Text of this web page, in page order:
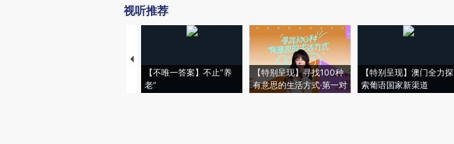
视听推荐
【不唯一答案】不止“养
老”
【特别呈现】寻找100种
有意思的生活方式·第一对
【特别呈现】澳门全力探
索葡语国家新渠道